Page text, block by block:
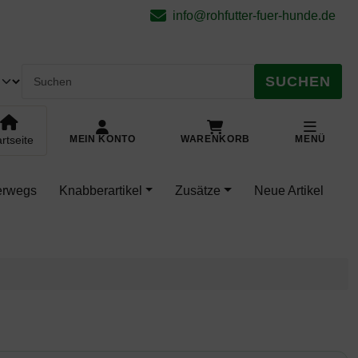
zu den allgemeinen Informationeninfo@rohfutter-fuer-hunde.de
SUCHEN
MEIN KONTO WARENKORB MENÜ
Knabberartikel Zusätze Neue Artikel